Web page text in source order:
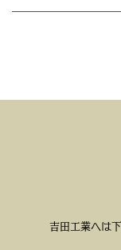
吉田工業へは